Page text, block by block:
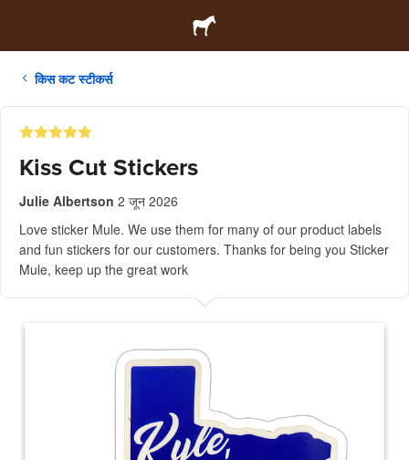
किस कट स्टीकर्स
Kiss Cut Stickers
Julie Albertson 2 जून 2026
Love sticker Mule. We use them for many of our product labels
and fun stickers for our customers. Thanks for being you Sticker
Mule, keep up the great work